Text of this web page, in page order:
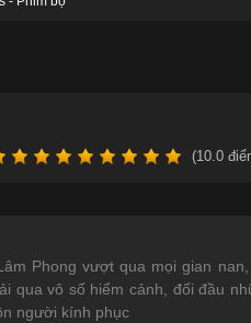
(10.0
Phong vượt qua mọi gian
qua vô số hiểm cảnh, đối đầu
người kính phục